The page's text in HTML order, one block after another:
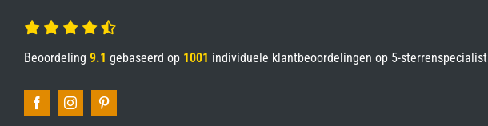
Beoordeling 9.1 gebaseerd op 1001 individuele klantbeoordelingen op 5-sterrenspecialist